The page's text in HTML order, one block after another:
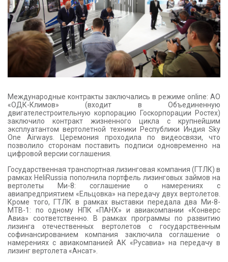
Международные контракты заключались в режиме online: АО
«ОДК-Климов» (входит в Объединенную
двигателестроительную корпорацию Госкорпорации Ростех)
заключило контракт жизненного цикла с крупнейшим
эксплуатантом вертолетной техники Республики Индия Sky
One Airways. Церемония проходила по видеосвязи, что
позволило сторонам поставить подписи одновременно на
цифровой версии соглашения.
Государственная транспортная лизинговая компания (ГТЛК) в
рамках HeliRussia пополнила портфель лизинговых займов на
вертолеты Ми-8: соглашение о намерениях с
авиапредприятием «Ельцовка» на передачу двух вертолетов.
Кроме того, ГТЛК в рамках выставки передала два Ми-8-
МТВ-1: по одному НПК «ПАНХ» и авиакомпании «Конверс
Авиа» соответственно. В рамках программы по развитию
лизинга отечественных вертолетов с государственным
софинансированием компания заключила соглашение о
намерениях с авиакомпанией АК «Русавиа» на передачу в
лизинг вертолета «Ансат».